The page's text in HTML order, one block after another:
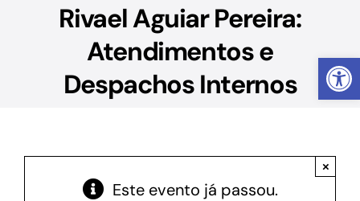
Abrir
Institucional
Linhas de Crédito
Rivael Aguiar Pereira:
Atendimentos e
Despachos Internos
Este evento já passou.
×